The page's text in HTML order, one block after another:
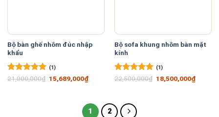
Bộ bàn ghế nhôm đúc nhập
khẩu
Được xếp
(1)
21,000,000₫ Giá
gốc
15,689,000₫Giá
hiện
15,689,000₫.
Bộ sofa khung nhôm bàn mặt
kính
Được xếp
(1)
22,500,000₫ Giá
gốc
18,500,000₫Giá
hiện
1 2